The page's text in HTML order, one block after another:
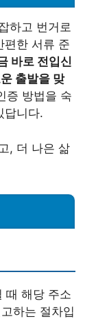
하고 번거로
편한 서류 준
바로 전입신
출발을 맞
증 방법을 숙
답니다.
, 더 나은 삶
때 해당 주소
하는 절차입